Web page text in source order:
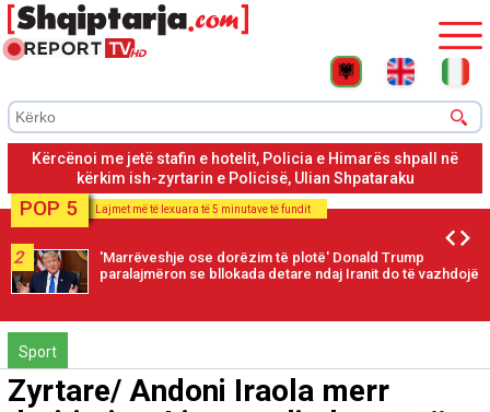
Shpataraku ishte në Dhërmi ku është konfliktuar me kamerierin
dhe administratorin pasi nuk i pëlqeu shërbimi
POP 5 Lajmet më të lexuara të 5 minutave të fundit
2
'Marrëveshje ose dorëzim të plotë' Donald Trump
paralajmëron se bllokada detare ndaj Iranit do të vazhdojë
Sport
Zyrtare/ Andoni Iraola merr